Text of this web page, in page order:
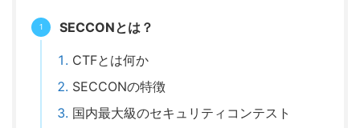
SECCONとは？
CTFとは何か
SECCONの特徴
国内最大級のセキュリティコンテスト